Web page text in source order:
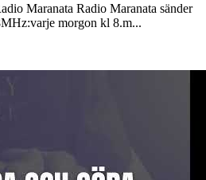
Maranata Radio Maranata sänder
morgon kl 8.m...